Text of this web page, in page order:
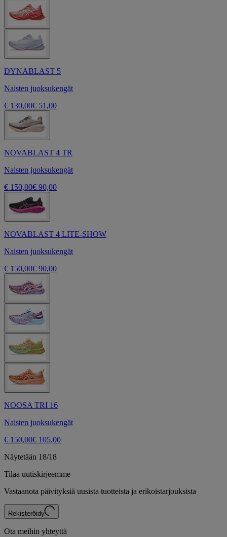
DYNABLAST 5
Naisten juoksukengät
€ 130,00€ 51,00
NOVABLAST 4 TR
Naisten juoksukengät
€ 150,00€ 90,00
NOVABLAST 4 LITE-SHOW
Naisten juoksukengät
€ 150,00€ 90,00
NOOSA TRI 16
Naisten juoksukengät
€ 150,00€ 105,00
Näytetään 18/18
Tilaa uutiskirjeemme
Vastaanota päivityksiä uusista tuotteista ja erikoistarjouksista
Rekisteröidy
Ota meihin yhteyttä